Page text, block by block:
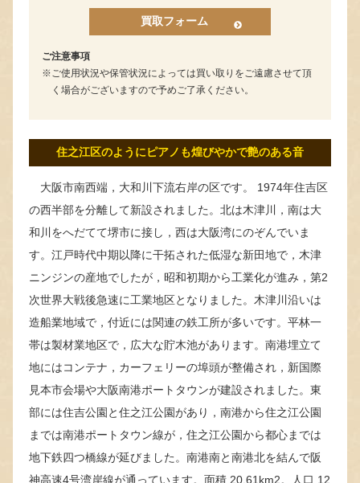
買取フォーム
ご注意事項
ご使用状況や保管状況によっては買い取りをご遠慮させて頂
く場合がございますので予めご了承ください。
住之江区のようにピアノも煌びやかで艶のある音
大阪市南西端，大和川下流右岸の区です。 1974年住吉区
の西半部を分離して新設されました。北は木津川，南は大
和川をへだてて堺市に接し，西は大阪湾にのぞんでいま
す。江戸時代中期以降に干拓された低湿な新田地で，木津
ニンジンの産地でしたが，昭和初期から工業化が進み，第2
次世界大戦後急速に工業地区となりました。木津川沿いは
造船業地域で，付近には関連の鉄工所が多いです。平林一
帯は製材業地区で，広大な貯木池があります。南港埋立て
地にはコンテナ，カーフェリーの埠頭が整備され，新国際
見本市会場や大阪南港ポートタウンが建設されました。東
部には住吉公園と住之江公園があり，南港から住之江公園
までは南港ポートタウン線が，住之江公園から都心までは
地下鉄四つ橋線が延びました。南港南と南港北を結んで阪
神高速4号湾岸線が通っています。面積 20.61km2。人口 12